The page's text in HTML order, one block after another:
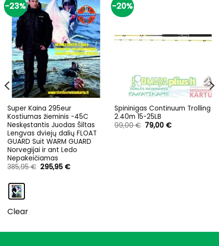
-23%
Super Kaina 295eur
Kostiumas žieminis -45C
Neskęstantis Juodas Šiltas
Lengvas dviejų dalių FLOAT
GUARD Suit WARM GUARD
Norvegijai ir ant Ledo
Nepakeičiamas
385,95€ Original
price
295,95 €Current
Clear
-20%
Spininigas Continuum Trolling
2.40m 15-25LB
99,00€ Original
price
79,00 €Current